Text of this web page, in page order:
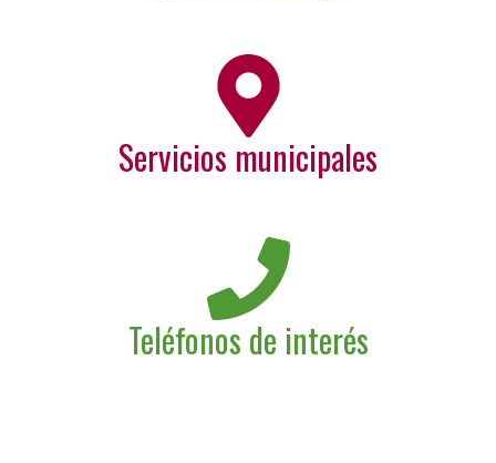
Servicios municipales
Teléfonos de interés